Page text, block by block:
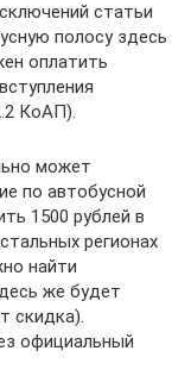
статьи
полосу здесь
оплатить
КоАП).
может
по автобусной
1500 рублей в
регионах
найти
же будет
скидка).
официальный